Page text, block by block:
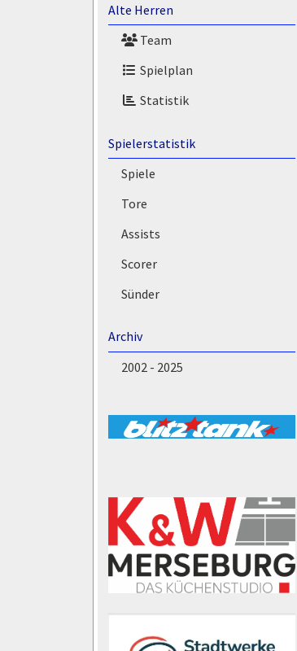
Alte Herren
Team
Spielplan
Statistik
Spielerstatistik
Spiele
Tore
Assists
Scorer
Sünder
Archiv
2002 - 2025